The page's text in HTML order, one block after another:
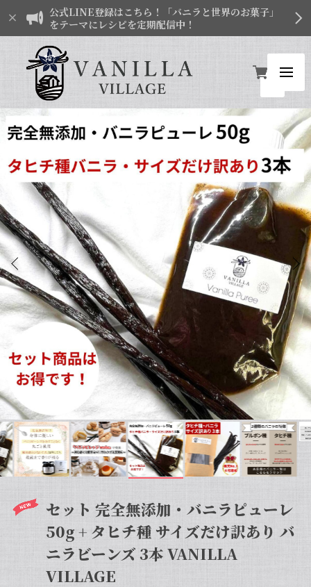
公式LINE登録はこちら！「バニラと世界のお菓子」
をテーマにレシピを定期配信中！
セット 完全無添加・バニラピューレ
50g + タヒチ種 サイズだけ訳あり バ
ニラビーンズ 3本 VANILLA
VILLAGE